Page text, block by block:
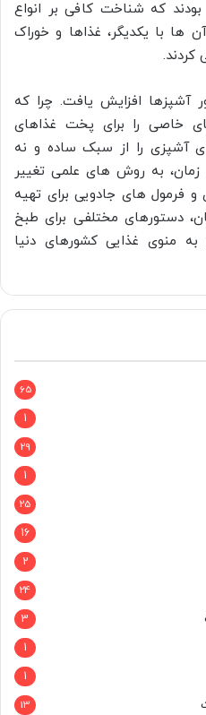
بودند که شناخت کافی بر انواع
ها با یکدیگر، غذاها و خوراک
آشپزها افزایش یافت. چرا که
خاصی را برای پخت غذاهای
آشپزی را از سبک ساده و نه
به روش های علمی تغییر
فرمول های جادویی برای تهیه
دستورهای مختلفی برای طبخ
منوی غذایی کشورهای دنیا
65
1
29
1
25
16
2
24
3
1
1
13